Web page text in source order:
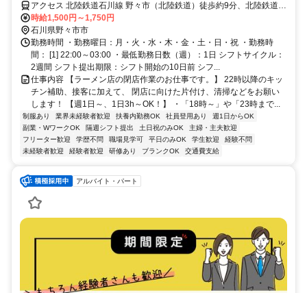
アクセス 北陸鉄道石川線 野々市（北陸鉄道）徒歩約9分、北陸鉄道石
川線 野々市工大前徒歩約12分、北陸鉄道石川線 押野徒歩約16分
「野々市駅」より徒歩9分
時給1,500円～1,750円
石川県野々市市
勤務時間 ・勤務曜日：月・火・水・木・金・土・日・祝 ・勤務時
間： [1] 22:00～03:00 ・最低勤務日数（週）：1日 シフトサイクル：
2週間 シフト提出期限：シフト開始の10日前 シフ...
仕事内容 【ラーメン店の閉店作業のお仕事です。】 22時以降のキッ
チン補助、接客に加えて、 閉店に向けた片付け、清掃などをお願い
します！ 【週1日～、1日3h～OK！】 ・「18時～」や「23時まで...
制服あり 業界未経験者歓迎 扶養内勤務OK 社員登用あり
週1日からOK
副業・WワークOK
隔週シフト提出 土日祝のみOK
主婦・主夫歓迎
フリーター歓迎
学歴不問 職場見学可 平日のみOK 学生歓迎
経験不問
未経験者歓迎
経験者歓迎 研修あり ブランクOK 交通費支給
アルバイト・パート